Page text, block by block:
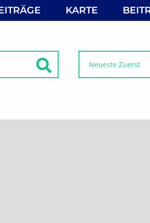
KARTE
SUCHEN